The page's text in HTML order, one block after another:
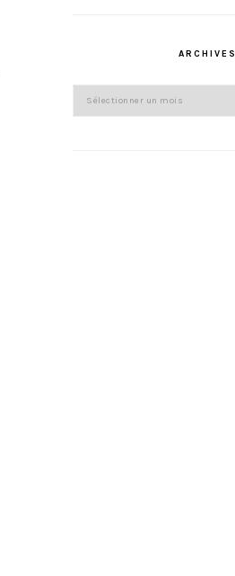
ARCHIVES
Archives